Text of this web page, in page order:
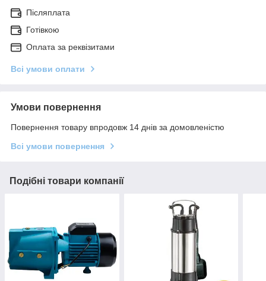
Післяплата
Готівкою
Оплата за реквізитами
Всі умови оплати
Умови повернення
Повернення товару впродовж 14 днів за домовленістю
Всі умови повернення
Подібні товари компанії